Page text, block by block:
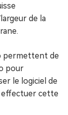
de la
permettent de
pour
le logiciel de
effectuer cette